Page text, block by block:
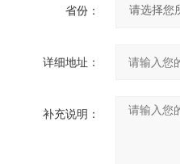
省份：
详细地址：
补充说明：